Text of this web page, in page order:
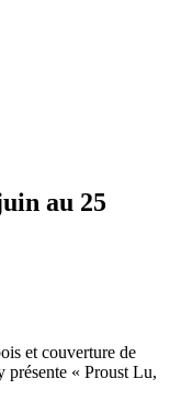
au 25
et couverture de
présente « Proust Lu,